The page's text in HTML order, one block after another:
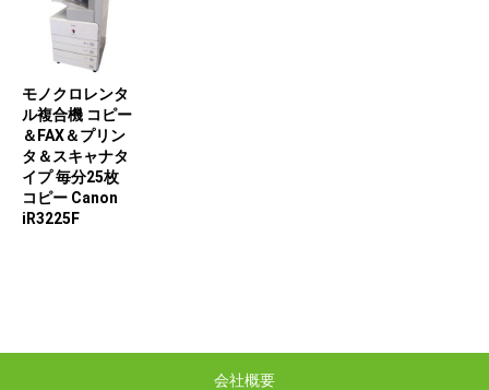
モノクロレンタ
ル複合機 コピー
＆FAX＆プリン
タ＆スキャナタ
イプ 毎分25枚
コピー Canon
iR3225F
会社概要